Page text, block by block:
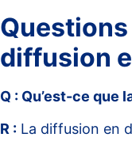
diffusion
Q : Qu’est-ce que
R : La diffusion en